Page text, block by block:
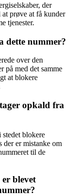
der
prøve at få kunder
tjenester.
dette nummer?
over den
på med det samme
at blokere
opkald fra
stedet blokere
der er mistanke om
til de
blevet